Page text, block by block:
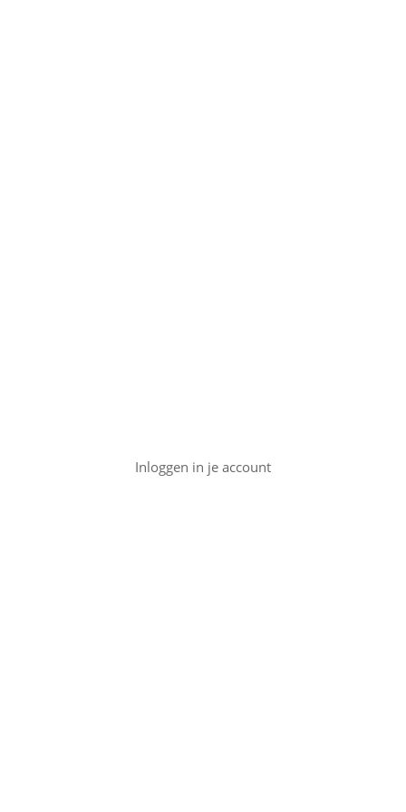
Inloggen in je account